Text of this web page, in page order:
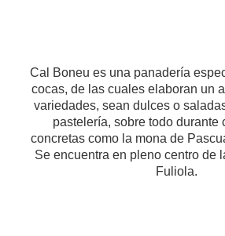
Cal Boneu es una panadería
cocas, de las cuales elaboran un
variedades, sean dulces o
pastelería, sobre todo durante
concretas como la mona de
Se encuentra en pleno centro de
Fuliola.